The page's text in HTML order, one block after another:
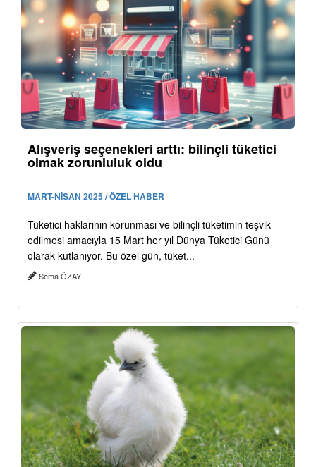
Alışveriş seçenekleri arttı: bilinçli tüketici
olmak zorunluluk oldu
MART-NİSAN 2025 / ÖZEL HABER
Tüketici haklarının korunması ve bilinçli tüketimin teşvik
edilmesi amacıyla 15 Mart her yıl Dünya Tüketici Günü
olarak kutlanıyor. Bu özel gün, tüket...
Sema ÖZAY